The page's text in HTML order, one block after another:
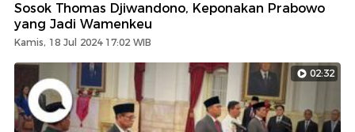
Sosok Thomas Djiwandono, Keponakan Prabowo
yang Jadi Wamenkeu
Kamis, 18 Jul 2024 17:02 WIB
02:32